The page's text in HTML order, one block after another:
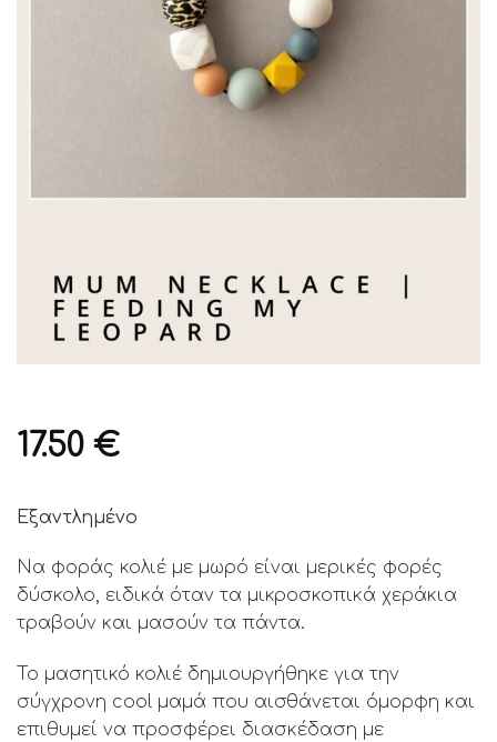
17.50 €
Εξαντλημένο
Να φοράς κολιέ με μωρό είναι μερικές φορές
δύσκολο, ειδικά όταν τα μικροσκοπικά χεράκια
τραβούν και μασούν τα πάντα.
Το μασητικό κολιέ δημιουργήθηκε για την
σύγχρονη cool μαμά που αισθάνεται όμορφη και
επιθυμεί να προσφέρει διασκέδαση με